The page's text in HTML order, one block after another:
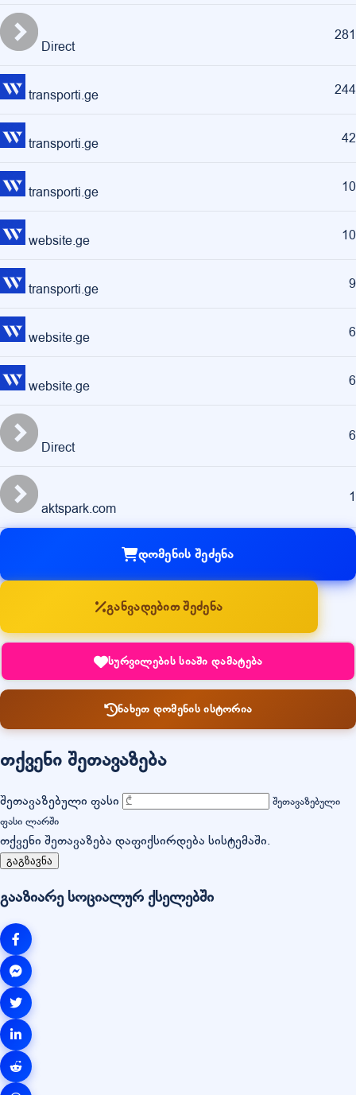
Direct
281
transporti.ge 244
transporti.ge 42
transporti.ge 10
website.ge 10
transporti.ge 9
website.ge 6
website.ge 6
Direct
6
aktspark.com
1
დომენის შეძენა
განვადებით შეძენა
სურვილების სიაში დამატება
ნახეთ დომენის ისტორია
თქვენი შეთავაზება
შეთავაზებული ფასი
შეთავაზებული
ფასი ლარში
თქვენი შეთავაზება დაფიქსირდება სისტემაში.
გაგზავნა
გააზიარე სოციალურ ქსელებში